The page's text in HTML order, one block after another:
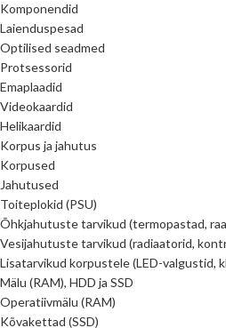
Komponendid
Laienduspesad
Optilised seadmed
Protsessorid
Emaplaadid
Videokaardid
Helikaardid
Korpus ja jahutus
Korpused
Jahutused
Toiteplokid (PSU)
Õhkjahutuste tarvikud (termopastad,
Vesijahutuste tarvikud (radiaatorid,
Lisatarvikud korpustele (LED-valgustid,
Mälu (RAM), HDD ja SSD
Operatiivmälu (RAM)
Kõvakettad (SSD)